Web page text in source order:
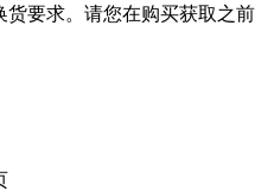
要求。请您在购买获取之